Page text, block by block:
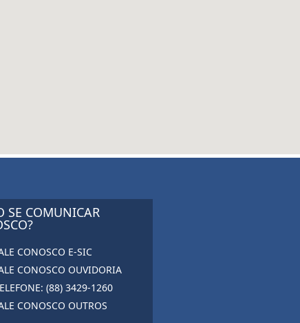
SE COMUNICAR
CONOSCO E-SIC
CONOSCO OUVIDORIA
(88) 3429-1260
CONOSCO OUTROS